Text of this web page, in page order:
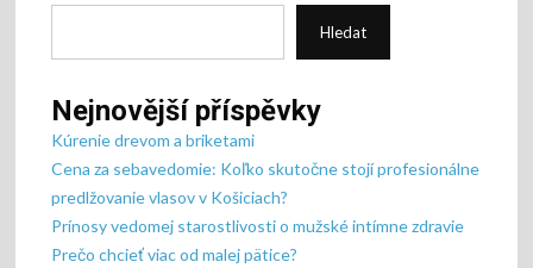
Hledat
Nejnovější příspěvky
Kúrenie drevom a briketami
Cena za sebavedomie: Koľko skutočne stojí profesionálne
predlžovanie vlasov v Košiciach?
Prínosy vedomej starostlivosti o mužské intímne zdravie
Prečo chcieť viac od malej pätice?